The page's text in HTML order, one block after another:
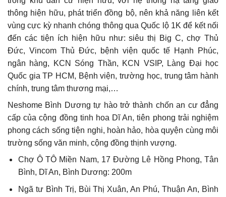
thông hiện hữu, phát triển đồng bộ, nên khả năng liên kết
vùng cực kỳ nhanh chóng thông qua Quốc lộ 1K để kết nối
đến các tiện ích hiện hữu như: siêu thị Big C, chợ Thủ
Đức, Vincom Thủ Đức, bệnh viện quốc tế Hạnh Phúc,
ngân hàng, KCN Sóng Thần, KCN VSIP, Làng Đại học
Quốc gia TP HCM, Bệnh viện, trường học, trung tâm hành
chính, trung tâm thương mại,…
Neshome Bình Dương tự hào trở thành chốn an cư đẳng
cấp của cộng đồng tinh hoa Dĩ An, tiên phong trải nghiệm
phong cách sống tiện nghi, hoàn hảo, hòa quyện cùng môi
trường sống văn minh, cộng đồng thịnh vượng.
Chợ Ô TÔ Miền Nam, 17 Đường Lê Hồng Phong, Tân
Bình, Dĩ An, Bình Dương: 200m
Ngã tư Bình Trị, Bùi Thị Xuân, An Phú, Thuận An, Bình